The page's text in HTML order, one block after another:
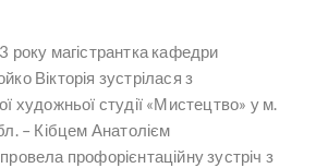
року магістрантка кафедри
Вікторія зустрілася з
художньої студії «Мистецтво» у м.
– Кібцем Анатолієм
профорієнтаційну зустріч з